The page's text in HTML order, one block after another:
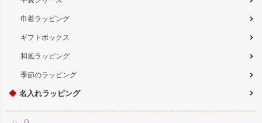
巾着ラッピング
ギフトボックス
和風ラッピング
季節のラッピング
◆ 名入れラッピング